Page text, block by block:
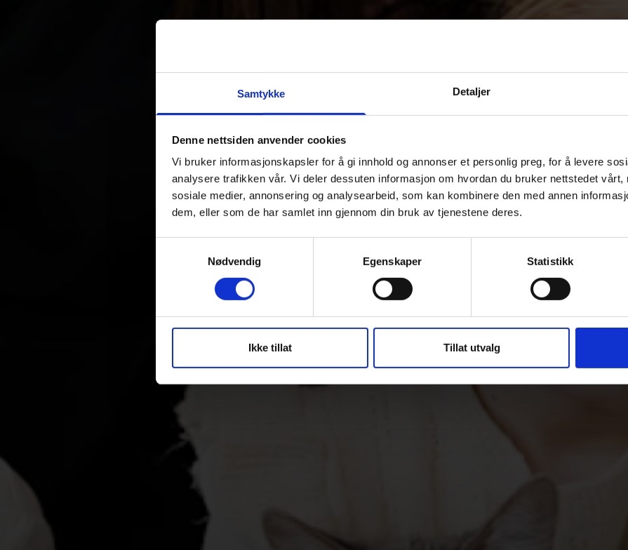
Samtykke Detaljer
Denne nettsiden anvender cookies
Vi bruker informasjonskapsler for å gi innhold og annonser et personlig preg, for å levere
analysere trafikken vår. Vi deler dessuten informasjon om hvordan du bruker nettstedet vårt,
sosiale medier, annonsering og analysearbeid, som kan kombinere den med annen
dem, eller som de har samlet inn gjennom din bruk av tjenestene deres.
Nødvendig
Egenskaper Statistikk
Ikke tillat Tillat utvalg